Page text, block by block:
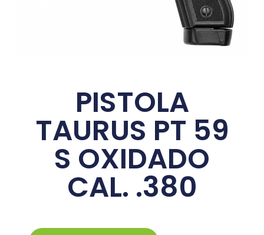
PISTOLA
TAURUS PT 59
S OXIDADO
CAL. .380